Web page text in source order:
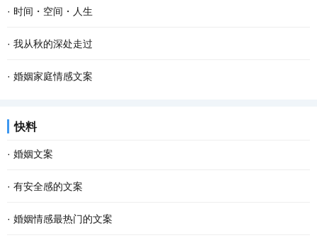
· 时间・空间・人生
· 我从秋的深处走过
· 婚姻家庭情感文案
快料
· 婚姻文案
· 有安全感的文案
· 婚姻情感最热门的文案